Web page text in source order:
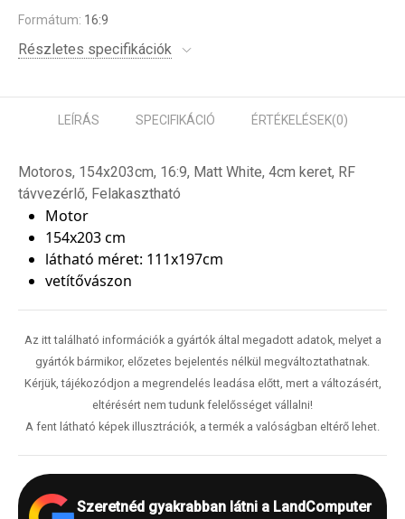
Formátum: 16:9
Részletes specifikációk
LEÍRÁS SPECIFIKÁCIÓ ÉRTÉKELÉSEK(0)
Motoros, 154x203cm, 16:9, Matt White, 4cm keret, RF
távvezérlő, Felakasztható
Motor
154x203 cm
látható méret: 111x197cm
vetítővászon
Az itt található információk a gyártók által megadott adatok, melyet a
gyártók bármikor, előzetes bejelentés nélkül megváltoztathatnak.
Kérjük, tájékozódjon a megrendelés leadása előtt, mert a változásért,
eltérésért nem tudunk felelősséget vállalni!
A fent látható képek illusztrációk, a termék a valóságban eltérő lehet.
Szeretnéd gyakrabban látni a LandComputer